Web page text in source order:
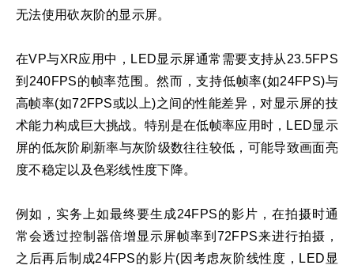
无法使用砍灰阶的显示屏。
在VP与XR应用中，LED显示屏通常需要支持从23.5FPS
到240FPS的帧率范围。然而，支持低帧率(如24FPS)与
高帧率(如72FPS或以上)之间的性能差异，对显示屏的技
术能力构成巨大挑战。特别是在低帧率应用时，LED显示
屏的低灰阶刷新率与灰阶级数往往较低，可能导致画面亮
度不稳定以及色彩线性度下降。
例如，实务上如最终要生成24FPS的影片，在拍摄时通
常会透过控制器倍增显示屏帧率到72FPS来进行拍摄，
之后再后制成24FPS的影片(因考虑灰阶线性度，LED显